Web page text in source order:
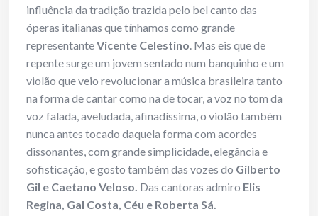
influência da tradição trazida pelo bel canto das
óperas italianas que tínhamos como grande
representanteVicente Celestino. Mas eis que de
repente surge um jovem sentado num banquinho e um
violão que veio revolucionar a música brasileira tanto
na forma de cantar como na de tocar, a voz no tom da
voz falada, aveludada, afinadíssima, o violão também
nunca antes tocado daquela forma com acordes
dissonantes, com grande simplicidade, elegância e
sofisticação, e gosto também das vozes do Gilberto
Gil e Caetano Veloso. Das cantoras admiro Elis
Regina, Gal Costa, Céu e Roberta Sá.